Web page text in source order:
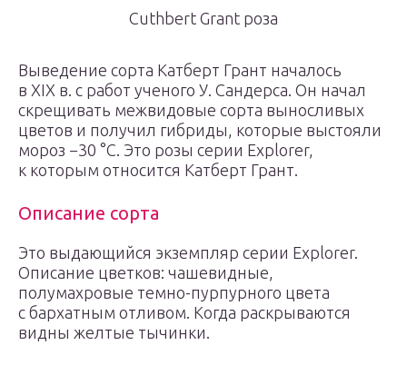
Cuthbert Grant роза
Выведение сорта Катберт Грант началось
в XIX в. с работ ученого У. Сандерса. Он начал
скрещивать межвидовые сорта выносливых
цветов и получил гибриды, которые выстояли
мороз −30 °С. Это розы серии Explorer,
к которым относится Катберт Грант.
Описание сорта
Это выдающийся экземпляр серии Explorer.
Описание цветков: чашевидные,
полумахровые темно-пурпурного цвета
с бархатным отливом. Когда раскрываются
видны желтые тычинки.